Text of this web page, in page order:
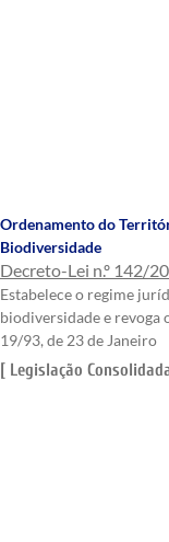
Ordenamento do
Biodiversidade
Decreto-Lei n.º 142/
Estabelece o regime
biodiversidade e revoga
19/93, de 23 de Janeiro
[ Legislação